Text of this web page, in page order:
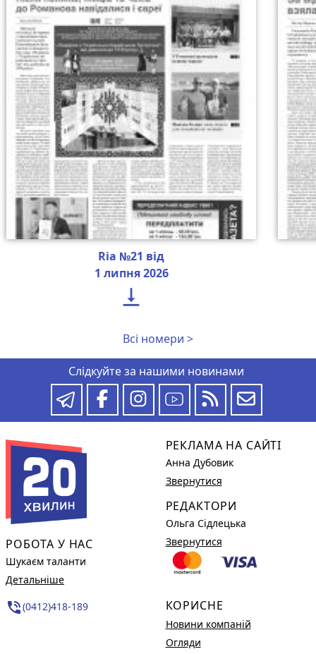
Ria №21 від
1 липня 2026

Всі номери >
Слідкуйте за нашими новинами
РОБОТА У НАС
Шукаєм таланти
Детальніше
phone_in_talk(0412)418-189
РЕКЛАМА НА САЙТІ
Анна Дубовик
Звернутися
РЕДАКТОРИ
Ольга Сідлецька
Звернутися
КОРИСНЕ
Новини компаній
Огляди